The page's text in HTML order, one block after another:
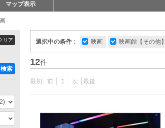
マップ表示
選択中の条件： 映画 映画館【その他】
12件
最初 前 1 次 最後
リア
検索